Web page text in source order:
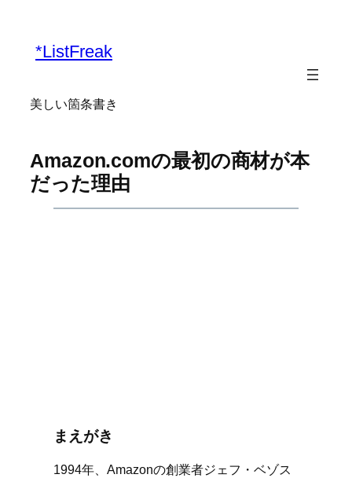
*ListFreak
美しい箇条書き
Amazon.comの最初の商材が本
だった理由
まえがき
1994年、Amazonの創業者ジェフ・ベゾス